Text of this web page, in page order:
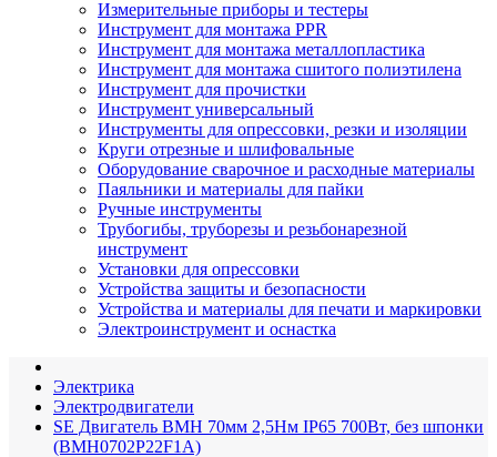
Измерительные приборы и тестеры
Инструмент для монтажа PPR
Инструмент для монтажа металлопластика
Инструмент для монтажа сшитого полиэтилена
Инструмент для прочистки
Инструмент универсальный
Инструменты для опрессовки, резки и изоляции
Круги отрезные и шлифовальные
Оборудование сварочное и расходные материалы
Паяльники и материалы для пайки
Ручные инструменты
Трубогибы, труборезы и резьбонарезной
инструмент
Установки для опрессовки
Устройства защиты и безопасности
Устройства и материалы для печати и маркировки
Электроинструмент и оснастка
Электрика
Электродвигатели
SE Двигатель BMH 70мм 2,5Нм IP65 700Вт, без шпонки
(BMH0702P22F1A)